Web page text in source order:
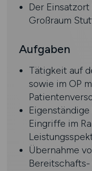
Der
Großraum
Aufgaben
Tätigkeit auf
sowie im OP
Eingriffe im
Übernahme